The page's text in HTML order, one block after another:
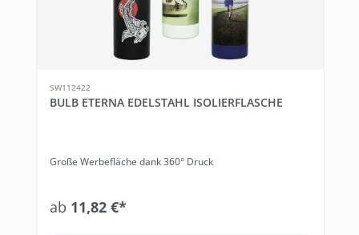
SW112422
BULB ETERNA EDELSTAHL ISOLIERFLASCHE
Große Werbefläche dank 360° Druck
ab 11,82 €*